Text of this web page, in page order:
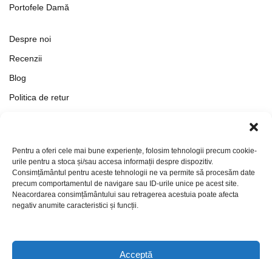
Pentru a oferi cele mai bune experiențe, folosim tehnologii precum cookie-
urile pentru a stoca și/sau accesa informații despre dispozitiv.
Consimțământul pentru aceste tehnologii ne va permite să procesăm date
precum comportamentul de navigare sau ID-urile unice pe acest site.
Neacordarea consimțământului sau retragerea acestuia poate afecta
negativ anumite caracteristici și funcții.
Acceptă
Portofele Damă
Despre noi
Recenzii
Blog
Politica de retur
Politica de Confidențialitate
Politica de cookies
Setări Cookie-uri
Contact